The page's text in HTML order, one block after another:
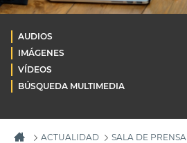
AUDIOS
IMÁGENES
VÍDEOS
BÚSQUEDA MULTIMEDIA
ACTUALIDAD
SALA DE PRENSA